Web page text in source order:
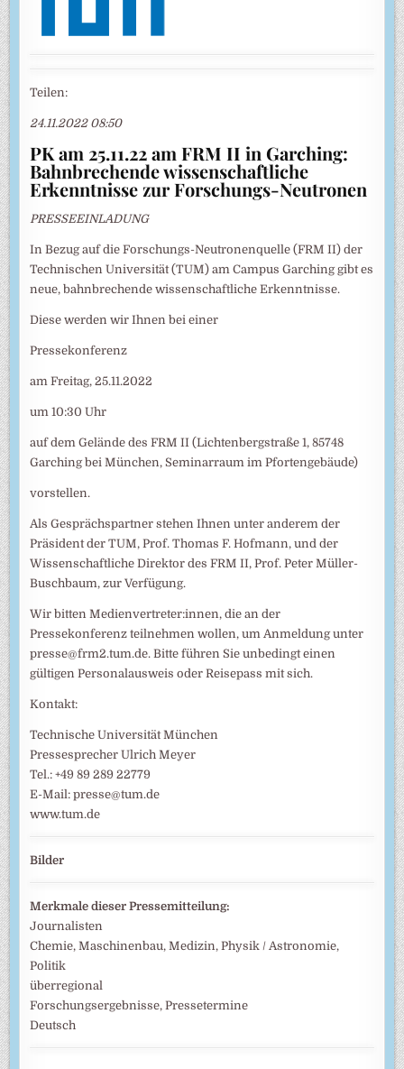
Teilen:
24.11.2022 08:50
PK am 25.11.22 am FRM II in Garching:
Bahnbrechende wissenschaftliche
Erkenntnisse zur Forschungs-Neutronen
PRESSEEINLADUNG
In Bezug auf die Forschungs-Neutronenquelle (FRM II) der
Technischen Universität (TUM) am Campus Garching gibt es
neue, bahnbrechende wissenschaftliche Erkenntnisse.
Diese werden wir Ihnen bei einer
Pressekonferenz
am Freitag, 25.11.2022
um 10:30 Uhr
auf dem Gelände des FRM II (Lichtenbergstraße 1, 85748
Garching bei München, Seminarraum im Pfortengebäude)
vorstellen.
Als Gesprächspartner stehen Ihnen unter anderem der
Präsident der TUM, Prof. Thomas F. Hofmann, und der
Wissenschaftliche Direktor des FRM II, Prof. Peter Müller-
Buschbaum, zur Verfügung.
Wir bitten Medienvertreter:innen, die an der
Pressekonferenz teilnehmen wollen, um Anmeldung unter
presse@frm2.tum.de. Bitte führen Sie unbedingt einen
gültigen Personalausweis oder Reisepass mit sich.
Kontakt:
Technische Universität München
Pressesprecher Ulrich Meyer
Tel.: +49 89 289 22779
E-Mail: presse@tum.de
www.tum.de
Bilder
Merkmale dieser Pressemitteilung:
Journalisten
Chemie, Maschinenbau, Medizin, Physik / Astronomie,
Politik
überregional
Forschungsergebnisse, Pressetermine
Deutsch